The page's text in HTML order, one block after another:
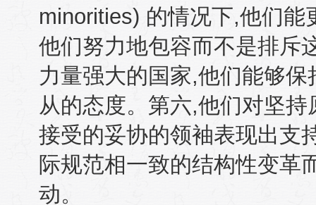
minorities) 的情况下,他们能
他们努力地包容而不是排斥
力量强大的国家,他们能够保
从的态度。第六,他们对坚持
接受的妥协的领袖表现出支
际规范相一致的结构性变革
动。